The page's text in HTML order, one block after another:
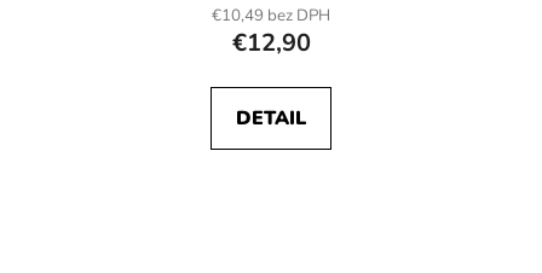
€10,49 bez DPH
€12,90
DETAIL